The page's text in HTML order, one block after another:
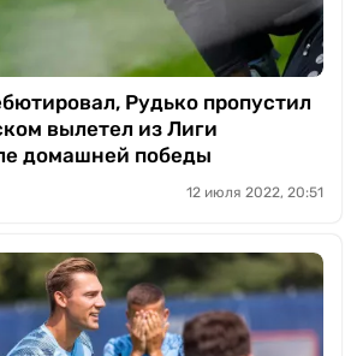
Рудько пропустил
вылетел из Лиги
домашней победы
12 июля 2022, 20:51